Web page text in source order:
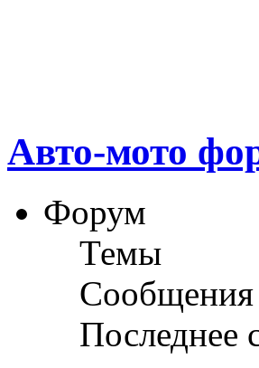
Авто-мото
Форум
Темы
Сообщения
Последнее